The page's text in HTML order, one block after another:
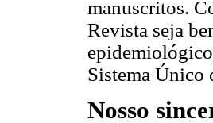
manuscritos.
Revista seja
Sistema Único
Nosso